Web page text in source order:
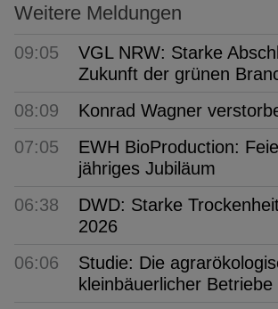
Weitere Meldungen
09:05
VGL NRW: Starke
Zukunft der grünen
08:09
Konrad Wagner
07:05
EWH BioProduction:
jähriges Jubiläum
06:38
DWD: Starke
2026
06:06
Studie: Die
kleinbäuerlicher Betriebe